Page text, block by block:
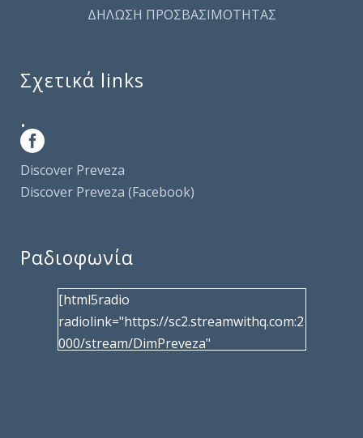
ΔΗΛΩΣΗ ΠΡΟΣΒΑΣΙΜΟΤΗΤΑΣ
Σχετικά links
.
Discover Preveza
Discover Preveza (Facebook)
Ραδιοφωνία
[html5radio
radiolink="https://sc2.streamwithq.com:2
000/stream/DimPreveza"